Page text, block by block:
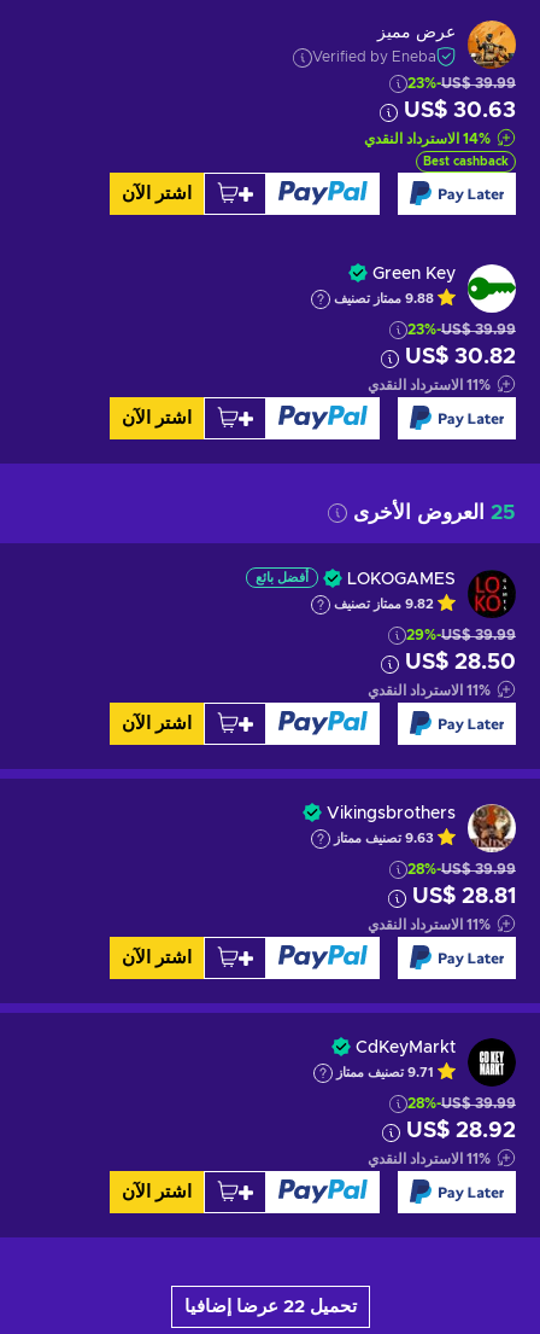
عرض مميز
Verified by Eneba
US$ 39.99
-23%
US$ 30.63
14% الاسترداد النقدي
Best cashback
اشتر الآن
Green Key
9.88 ممتاز تصنيف
US$ 39.99
-23%
US$ 30.82
11% الاسترداد النقدي
اشتر الآن
25 العروض الأخرى
LOKOGAMES أفضل بائع
9.82 ممتاز تصنيف
US$ 39.99
-29%
US$ 28.50
11% الاسترداد النقدي
اشتر الآن
Vikingsbrothers
9.63 تصنيف ممتاز
US$ 39.99
-28%
US$ 28.81
11% الاسترداد النقدي
اشتر الآن
CdKeyMarkt
9.71 تصنيف ممتاز
US$ 39.99
-28%
US$ 28.92
11% الاسترداد النقدي
اشتر الآن
تحميل 22 عرضا إضافيا